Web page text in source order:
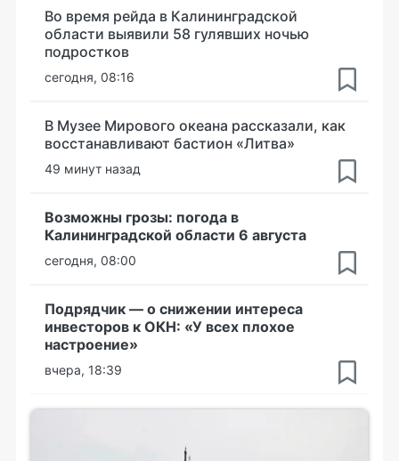
Во время рейда в Калининградской
области выявили 58 гулявших ночью
подростков
сегодня, 08:16
В Музее Мирового океана рассказали, как
восстанавливают бастион «Литва»
49 минут назад
Возможны грозы: погода в
Калининградской области 6 августа
сегодня, 08:00
Подрядчик — о снижении интереса
инвесторов к ОКН: «У всех плохое
настроение»
вчера, 18:39